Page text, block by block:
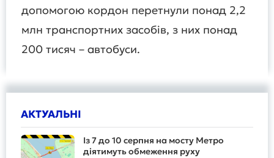
допомогою кордон перетнули понад 2,2
млн транспортних засобів, з них понад
200 тисяч – автобуси.
АКТУАЛЬНІ
Із 7 до 10 серпня на мосту Метро
діятимуть обмеження руху